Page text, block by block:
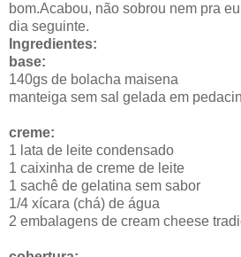
bom.Acabou, não sobrou nem pra
dia seguinte.
Ingredientes:
base:
140gs de bolacha maisena
manteiga sem sal gelada em
creme:
1 lata de leite condensado
1 caixinha de creme de leite
1 sachê de gelatina sem sabor
1/4 xícara (chá) de água
2 embalagens de cream cheese